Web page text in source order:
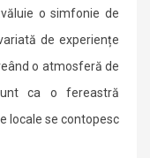
o simfonie de
de experiențe
o atmosferă de
ca o fereastră
locale se contopesc